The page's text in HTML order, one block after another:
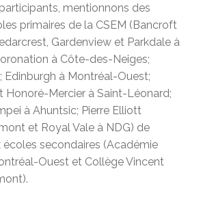
mentionnons des
primaires de la CSEM (Bancroft
Gardenview et Parkdale à
à Côte-des-Neiges;
Edinburgh à Montréal-Ouest;
Honoré-Mercier à Saint-Léonard;
à Ahuntsic; Pierre Elliott
et Royal Vale à NDG) de
secondaires (Académie
Ouest et Collège Vincent